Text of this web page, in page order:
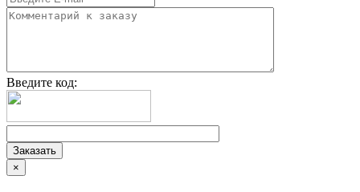
Введите код:
×